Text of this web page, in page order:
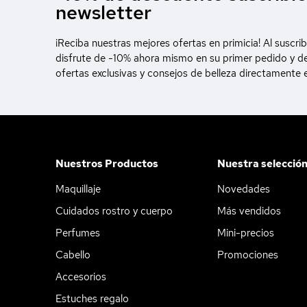
newsletter
¡Reciba nuestras mejores ofertas en primicia! Al
disfrute de -10% ahora mismo en su primer pedido y
ofertas exclusivas y consejos de belleza directamente
Nuestros Productos
Maquillaje
Cuidados rostro y cuerpo
Perfumes
Cabello
Accesorios
Estuches regalo
Nuestra
Novedades
Más vendidos
Mini-precios
Promociones